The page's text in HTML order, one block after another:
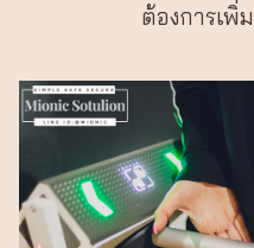
ต้องการเพิ่